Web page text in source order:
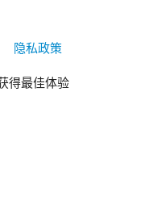
隐私政策
得最佳体验